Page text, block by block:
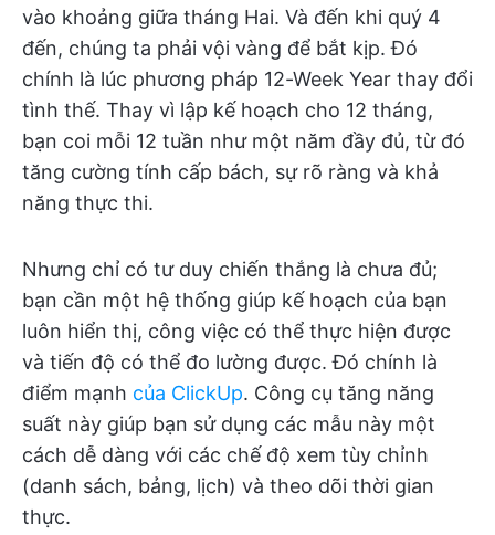
vào khoảng giữa tháng Hai. Và đến khi quý 4
đến, chúng ta phải vội vàng để bắt kịp. Đó
chính là lúc phương pháp 12-Week Year thay đổi
tình thế. Thay vì lập kế hoạch cho 12 tháng,
bạn coi mỗi 12 tuần như một năm đầy đủ, từ đó
tăng cường tính cấp bách, sự rõ ràng và khả
năng thực thi.
Nhưng chỉ có tư duy chiến thắng là chưa đủ;
bạn cần một hệ thống giúp kế hoạch của bạn
luôn hiển thị, công việc có thể thực hiện được
và tiến độ có thể đo lường được. Đó chính là
điểm mạnh của ClickUp. Công cụ tăng năng
suất này giúp bạn sử dụng các mẫu này một
cách dễ dàng với các chế độ xem tùy chỉnh
(danh sách, bảng, lịch) và theo dõi thời gian
thực.